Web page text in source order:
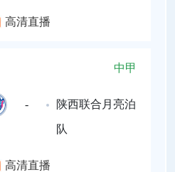
高清直播
中甲
- 陕西联合月亮泊
队
高清直播